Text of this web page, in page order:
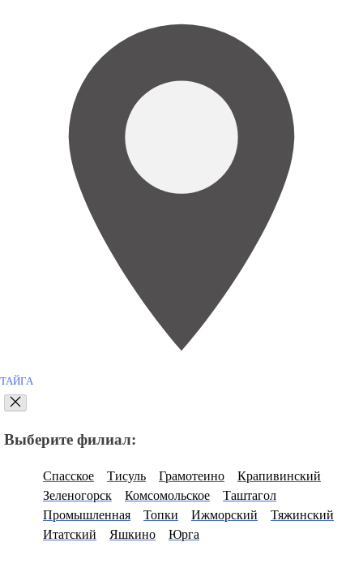
ТАЙГА
Выберите филиал:
Спасское Тисуль Грамотеино
Крапивинский
Зеленогорск
Комсомольское
Таштагол
Промышленная
Топки Ижморский
Тяжинский
Итатский
Яшкино Юрга